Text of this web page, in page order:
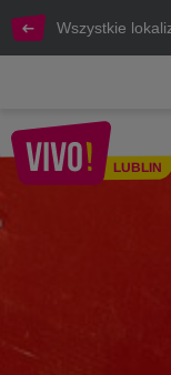
Wszystkie
LUBLIN
Startujemy z zimową